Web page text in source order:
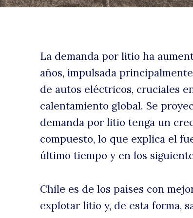
La demanda por litio ha
años, impulsada
de autos eléctricos, cruciales
calentamiento global. Se
demanda por litio tenga un
compuesto, lo que explica el
último tiempo y en los
Chile es de los países con
explotar litio y, de esta forma,